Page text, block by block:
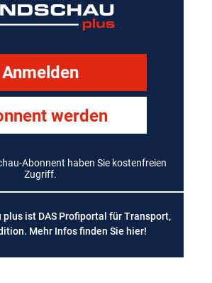
Anmelden
werden
Abonnent haben Sie kostenfreien
Zugriff.
plus ist DAS Profiportal für Transport,
Mehr Infos finden Sie hier!